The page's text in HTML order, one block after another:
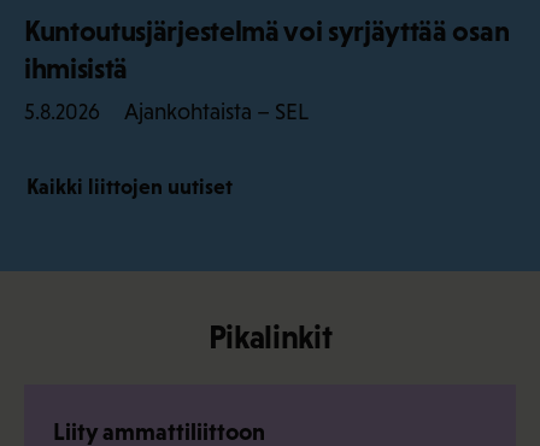
Kuntoutusjärjestelmä voi syrjäyttää osan
ihmisistä
5.8.2026 Ajankohtaista – SEL
Kaikki liittojen uutiset
Pikalinkit
Liity ammattiliittoon